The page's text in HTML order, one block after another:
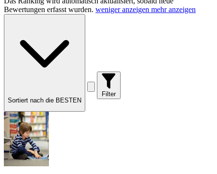
Bewertungen erfasst wurden. weniger anzeigen mehr anzeigen
Sortiert nach die BESTEN
Filter